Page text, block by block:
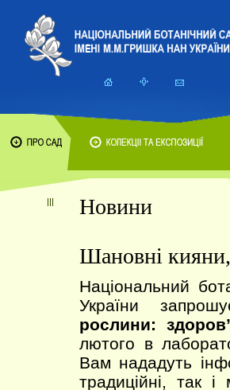
Новини
Шановні кияни,
Національний
України
рослини:
лютого в
Вам нададуть
традиційні, так і